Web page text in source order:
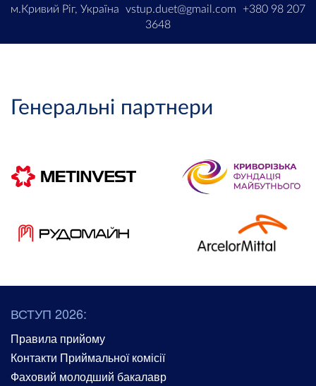
м.Кривий Ріг, Україна
vstup.duet@gmail.com
+380 98 207
3648
Генеральні партнери
ВСТУП 2026:
Правила прийому
Контакти Приймальної комісії
Фаховий молодший бакалавр